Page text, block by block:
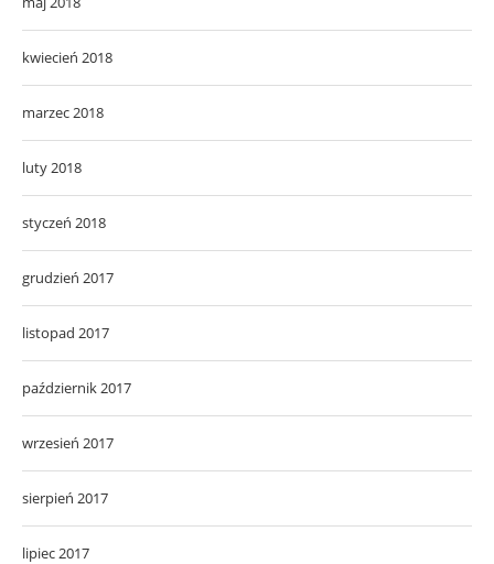
kwiecień 2018
marzec 2018
luty 2018
styczeń 2018
grudzień 2017
listopad 2017
październik 2017
wrzesień 2017
sierpień 2017
lipiec 2017